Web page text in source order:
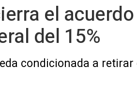
el
del 15%
condicionada a